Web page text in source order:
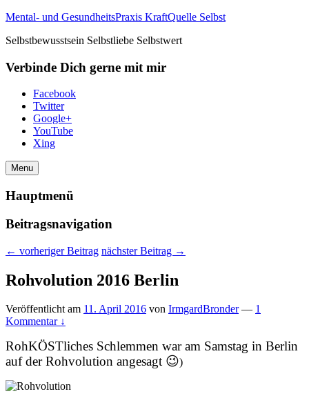
Mental- und GesundheitsPraxis KraftQuelle Selbst
Selbstbewusstsein Selbstliebe Selbstwert
Verbinde Dich gerne mit mir
Facebook
Twitter
Google+
YouTube
Xing
Menu
Hauptmenü
Beitragsnavigation
← vorheriger Beitrag nächster Beitrag →
Rohvolution 2016 Berlin
Veröffentlicht am 11. April 2016 von IrmgardBronder — 1
Kommentar ↓
RohKÖSTliches Schlemmen war am Samstag in Berlin
auf der Rohvolution angesagt 😉)